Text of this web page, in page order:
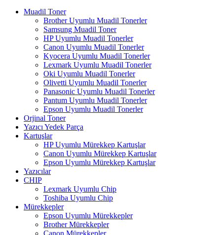
Muadil Toner
Brother Uyumlu Muadil Tonerler
Samsung Muadil Toner
HP Uyumlu Muadil Tonerler
Canon Uyumlu Muadil Tonerler
Kyocera Uyumlu Muadil Tonerler
Lexmark Uyumlu Muadil Tonerler
Oki Uyumlu Muadil Tonerler
Olivetti Uyumlu Muadil Tonerler
Panasonic Uyumlu Muadil Tonerler
Pantum Uyumlu Muadil Tonerler
Epson Uyumlu Muadil Tonerler
Orjinal Toner
Yazıcı Yedek Parça
Kartuşlar
HP Uyumlu Mürekkep Kartuşlar
Canon Uyumlu Mürekkep Kartuşlar
Epson Uyumlu Mürekkep Kartuşlar
Yazıcılar
CHIP
Lexmark Uyumlu Chip
Toshiba Uyumlu Chip
Mürekkepler
Epson Uyumlu Mürekkepler
Brother Mürekkepler